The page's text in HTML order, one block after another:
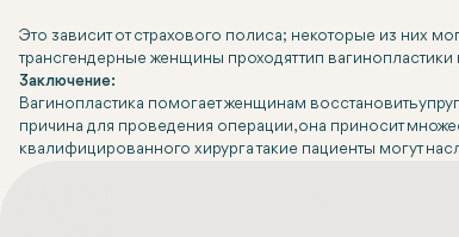
Это зависит от страхового полиса; некоторые из них
трансгендерные женщины проходят тип
Заключение:
Вагинопластика помогает женщинам восстановить
причина для проведения операции, она приносит
квалифицированного хирурга такие пациенты могут